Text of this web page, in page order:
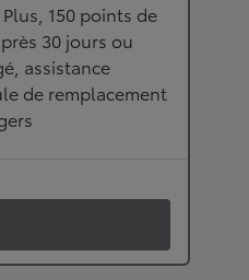
150 points de
30 jours ou
assistance
de remplacement